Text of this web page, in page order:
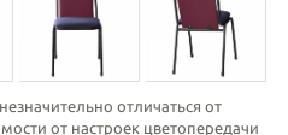
отличаться от
от настроек цветопередачи